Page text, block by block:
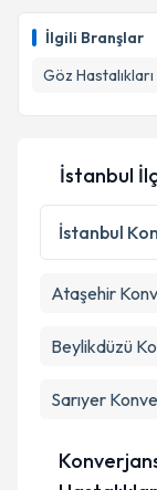
İlgili Branşlar
Göz Hastalıkları
İstanbul
İstanbul
Ataşehir
Beylikdüzü
Sarıyer